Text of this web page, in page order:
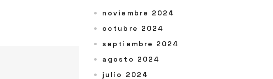
noviembre 2024
octubre 2024
septiembre 2024
agosto 2024
julio 2024